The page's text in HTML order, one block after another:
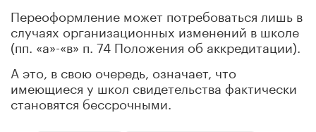
Переоформление может потребоваться лишь в
случаях организационных изменений в школе
(пп. «а»-«в» п. 74 Положения об аккредитации).
А это, в свою очередь, означает, что
имеющиеся у школ свидетельства фактически
становятся бессрочными.